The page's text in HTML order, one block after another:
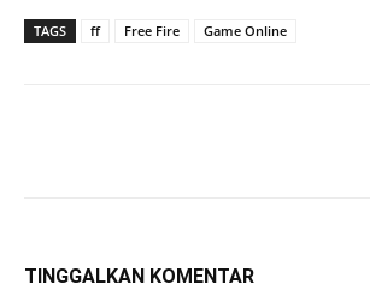
TAGS ff Free Fire Game Online
TINGGALKAN KOMENTAR